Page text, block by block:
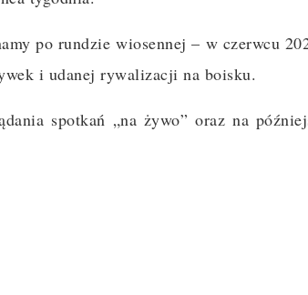
po rundzie wiosennej – w czerwcu
i udanej rywalizacji na boisku.
spotkań „na żywo” oraz na